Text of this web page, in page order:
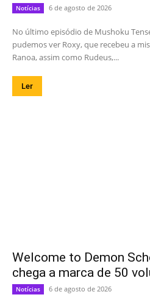
Notícias 6 de agosto de 2026
No último episódio de Mushoku
pudemos ver Roxy, que recebeu a
Ranoa, assim como Rudeus,...
Ler
Welcome to Demon
chega a marca de 50
Notícias 6 de agosto de 2026